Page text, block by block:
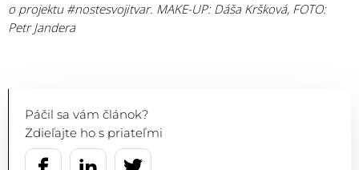
o projektu #nostesvojitvar. MAKE-UP: Dáša Kršková, FOTO:
Petr Jandera
Páčil sa vám článok?
Zdieľajte ho s priateľmi